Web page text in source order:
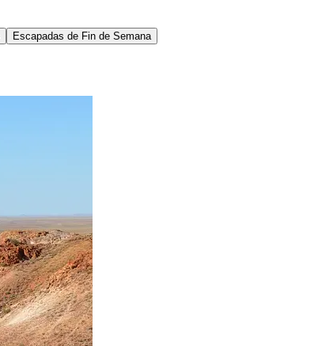
Escapadas de Fin de Semana